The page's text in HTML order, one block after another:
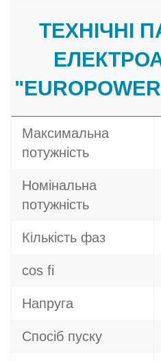
ТЕХНІЧНІ
Максимальна
потужність
Номінальна
потужність
Кількість фаз
cos fi
Напруга
Спосіб пуску